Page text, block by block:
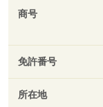
商号
免許番号
所在地